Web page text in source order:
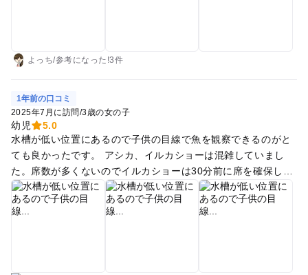
よっち/参考になった!3件
1年前の口コミ
2025年7月に訪問/3歳の女の子
幼児
5.0
水槽が低い位置にあるので子供の目線で魚を観察できるのがと
ても良かったです。 アシカ、イルカショーは混雑していまし
た。席数が多くないのでイルカショーは30分前に席を確保しま
した。 マクセルアクアパーク品川と雰囲気が違います。機会が
あれば両方見比べるのも良いかなと思います。 前の週にマクセ
ルアクアパークに行ってきましたが人が多かったのもあり抱っ